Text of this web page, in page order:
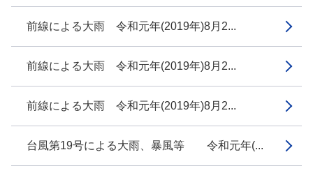
前線による大雨 令和元年(2019年)8月2...
前線による大雨 令和元年(2019年)8月2...
前線による大雨 令和元年(2019年)8月2...
台風第19号による大雨、暴風等 令和元年(...